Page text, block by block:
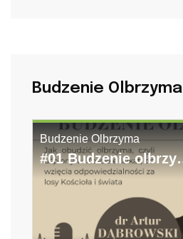
Budzenie Olbrzyma